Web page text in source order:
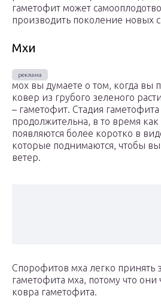
гаметофит может
производить поколение новых
Мхи
мох вы думаете о том, когда вы
ковер из грубого зеленого
– гаметофит. Стадия
продолжительна, в то время
появляются более коротко в
которые поднимаются, чтобы
ветер.
Спорофитов мха легко принять
гаметофита мха, потому что они
ковра гаметофита.